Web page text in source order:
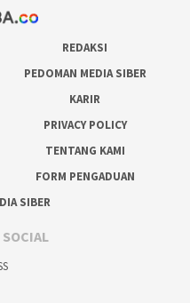
REDAKSI
PEDOMAN MEDIA SIBER
KARIR
PRIVACY POLICY
TENTANG KAMI
FORM PENGADUAN
SIBER